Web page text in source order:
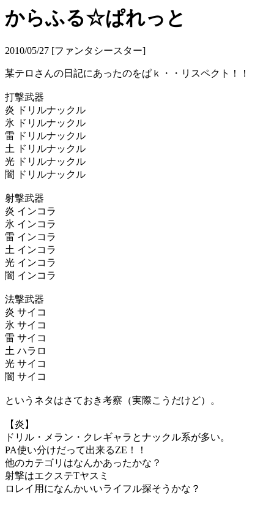
からふる☆ぱれっと
2010/05/27 [ファンタシースター]
某テロさんの日記にあったのをぱｋ・・リスペクト！！
打撃武器
炎 ドリルナックル
氷 ドリルナックル
雷 ドリルナックル
土 ドリルナックル
光 ドリルナックル
闇 ドリルナックル
射撃武器
炎 インコラ
氷 インコラ
雷 インコラ
土 インコラ
光 インコラ
闇 インコラ
法撃武器
炎 サイコ
氷 サイコ
雷 サイコ
土 ハラロ
光 サイコ
闇 サイコ
というネタはさておき考察（実際こうだけど）。
【炎】
ドリル・メラン・クレギャラとナックル系が多い。
PA使い分けだって出来るZE！！
他のカテゴリはなんかあったかな？
射撃はエクステTヤスミ
ロレイ用になんかいいライフル探そうかな？